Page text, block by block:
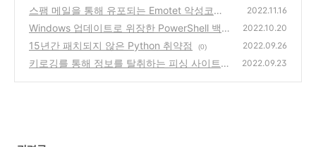
ela Stealer 악성코드
(0)
스팸 메일을 통해 유포되는 Emotet 악성코드
변종
(0)
2022.11.16
Windows 업데이트로 위장한 PowerShell 백
도어
(0)
2022.10.20
15년간 패치되지 않은 Python 취약점 (0) 2022.09.26
키로깅를 통해 정보를 탈취하는 피싱 사이트 2022.09.23